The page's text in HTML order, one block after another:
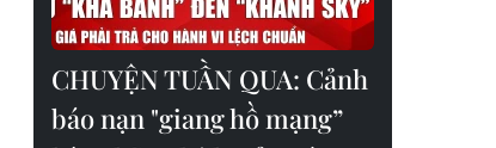
CHUYỆN TUẦN QUA: Cảnh
báo nạn "giang hồ mạng”